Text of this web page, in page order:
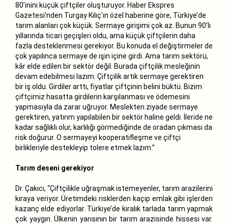
80’inini küçük çiftçiler oluşturuyor. Haber Ekspres
Gazetesi'nden Turgay Kılıç'ın özel haberine göre, Türkiye’de
tarım alanları çok küçük. Sermaye girişimi çok az. Bunun 90’lı
yıllarında ticari geçişleri oldu, ama küçük çiftçilerin daha
fazla desteklenmesi gerekiyor. Bu konuda el değiştirmeler de
çok yapılınca sermaye de işin içine girdi. Ama tarım sektörü,
kâr elde edilen bir sektör değil. Burada çiftçilik mesleğinin
devam edebilmesi lazım. Çiftçilik artık sermaye gerektiren
bir iş oldu. Girdiler arttı, fiyatlar çiftçinin belini büktü. Bizim
çiftçimiz hasatta girdilerin karşılanması ve ödemesini
yapmasıyla da zarar uğruyor. Meslekten ziyade sermaye
gerektiren, yatırım yapılabilen bir sektör haline geldi. İleride ne
kadar sağlıklı olur, karlılığı görmediğinde de oradan çıkması da
risk doğurur. O sermayeyi kooperatifleşme ve çiftçi
birlikleriyle destekleyip tolere etmek lazım.”
Tarım deseni gerekiyor
Dr. Çakıcı, “Çiftçilikle uğraşmak istemeyenler, tarım arazilerini
kiraya veriyor. Üretimdeki risklerden kaçıp emlak gibi işlerden
kazanç elde ediyorlar. Türkiye’de kiralık tarlada tarım yapmak
çok yaygın. Ülkenin yarısının bir tarım arazisinde hissesi var.